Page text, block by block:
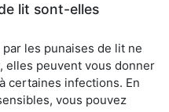
lit sont-elles
les punaises de lit ne
elles peuvent vous donner
certaines infections. En
vous pouvez